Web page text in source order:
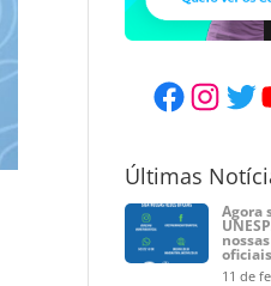
Últimas
Agora
oficiais
11 de